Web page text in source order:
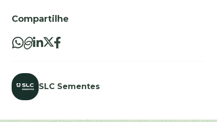
Compartilhe
SLC Sementes